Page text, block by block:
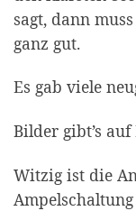
sagt, dann
ganz gut.
Es gab viele
Bilder gibt’s
Witzig ist die